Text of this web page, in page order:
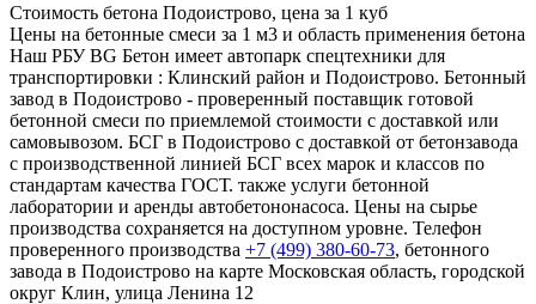
Стоимость бетона Подоистрово, цена за 1 куб
Цены на бетонные смеси за 1 м3 и область применения бетона
Наш РБУ BG Бетон имеет автопарк спецтехники для
транспортировки : Клинский район и Подоистрово. Бетонный
завод в Подоистрово - проверенный поставщик готовой
бетонной смеси по приемлемой стоимости с доставкой или
самовывозом. БСГ в Подоистрово с доставкой от бетонзавода
с производственной линией БСГ всех марок и классов по
стандартам качества ГОСТ. также услуги бетонной
лаборатории и аренды автобетононасоса. Цены на сырье
производства сохраняется на доступном уровне. Телефон
проверенного производства +7 (499) 380-60-73, бетонного
завода в Подоистрово на карте Московская область, городской
округ Клин, улица Ленина 12